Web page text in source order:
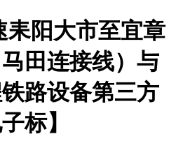
耒阳大市至宜章
田连接线）与
路设备第三方
标】